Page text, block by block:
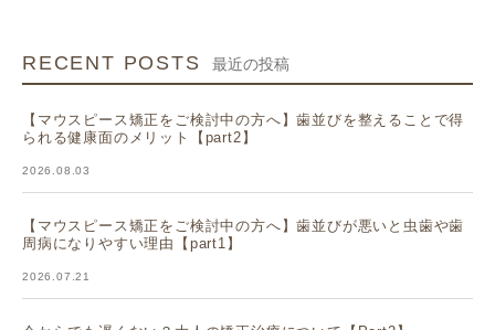
RECENT POSTS 最近の投稿
【マウスピース矯正をご検討中の方へ】歯並びを整えることで得
られる健康面のメリット【part2】
2026.08.03
【マウスピース矯正をご検討中の方へ】歯並びが悪いと虫歯や歯
周病になりやすい理由【part1】
2026.07.21